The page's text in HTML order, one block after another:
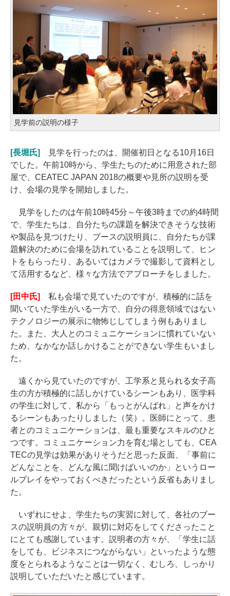
見学前の説明の様子
[長堀氏]
見学を行ったのは、開催初日となる10月16日
でした。午前10時から、学生たちのために用意された部
屋で、CEATEC JAPAN 2018の概要や見所の説明を受
け、会場の見学を開始しました。
見学をしたのは午前10時45分～午後3時までの約4時間
で、学生たちは、自分たちの課題を解決できそうな技術
や製品を見つけたり、ブースの説明員に、自分たちが課
題解決のために会場を訪れていることを説明して、ヒン
トをもらったり、あるいてはカメラで撮影して資料とし
て活用するなど、様々な方法でアプローチをしました。
[田中氏]
私も会場で見ていたのですが、積極的に話を
聞いていた学生がいる一方で、自分の得意領域ではない
テクノロジーの展示に物怖じしてしまう例もありまし
た。また、大人とのコミュニケーションに慣れていない
ため、なかなか話しかけることができない学生もいまし
た。
遠くから見ていたのですが、工学系と見られる女子高
生の方が積極的に話しかけているシーンもあり、医学科
の学生に対して、私から「もっとがんばれ」と声をかけ
るシーンもあったりしました（笑）。医師にとって、患
者とのコミュニケーションは、最も重要なスキルのひと
つです。コミュニケーション力を育む場としても、CEA
TECの見学は効果がありそうだと思った反面、「事前に
どんなことを、どんな風に聞けばいいのか」というロー
ルプレイをやっておくべきだったという反省もありまし
た。
いずれにせよ、学生たちの実習に対して、各社のブー
スの説明員の方々が、親切に対応をしてくださったこと
にとても感謝しています。説明者の方々が、「学生に話
をしても、ビジネスにつながらない」といったような態
度をとられるようなことは一切なく、むしろ、しっかり
説明していただいたと感じています。